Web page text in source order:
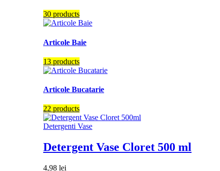
30 products
Articole Baie
13 products
Articole Bucatarie
22 products
Detergenti Vase
Detergent Vase Cloret 500 ml
4,98 lei